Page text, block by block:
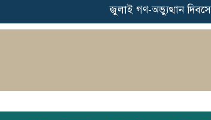
‎জুলাই গণ-অভ্যুত্থান দিবসে